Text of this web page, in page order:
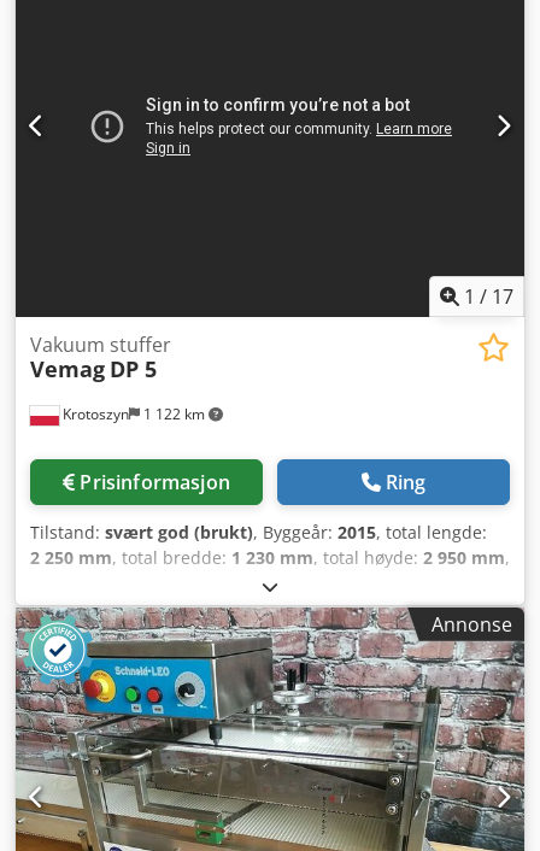
1 / 17
Krotoszyn 1 122 km
Vakuum stuffer
Vemag DP 5
Prisinformasjon Ring
Tilstand: svært god (brukt), Byggeår: 2015, total lengde:
2 250 mm, total bredde: 1 230 mm, total høyde: 2 950 mm,
, inngangsstrøm:
inngangsfrekvens:50 Hz, Vakuum fyllemaskin Merke:
Vemag Modell: DP5 Produksjonsår: 2015 Dcodevztvpepfx
Akbjk Effekt: 6 kW Spenning: 400-460V 10A 3~50/60Hz
Vakuumkapasitet: 16 m³/t Porsjoneringsområde: 0-100.000
g Fyllekapasitet: 2300 kg/t Tankkapasitet: 250 l Mål:
2250x1227x2948 mm
Annonse